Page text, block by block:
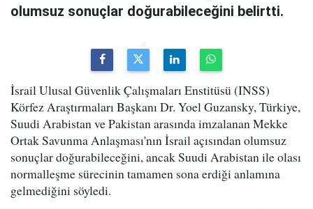
olumsuz sonuçlar doğurabileceğini belirtti.
İsrail Ulusal Güvenlik Çalışmaları Enstitüsü (INSS)
Körfez Araştırmaları Başkanı Dr. Yoel Guzansky, Türkiye,
Suudi Arabistan ve Pakistan arasında imzalanan Mekke
Ortak Savunma Anlaşması'nın İsrail açısından olumsuz
sonuçlar doğurabileceğini, ancak Suudi Arabistan ile olası
normalleşme sürecinin tamamen sona erdiği anlamına
gelmediğini söyledi.